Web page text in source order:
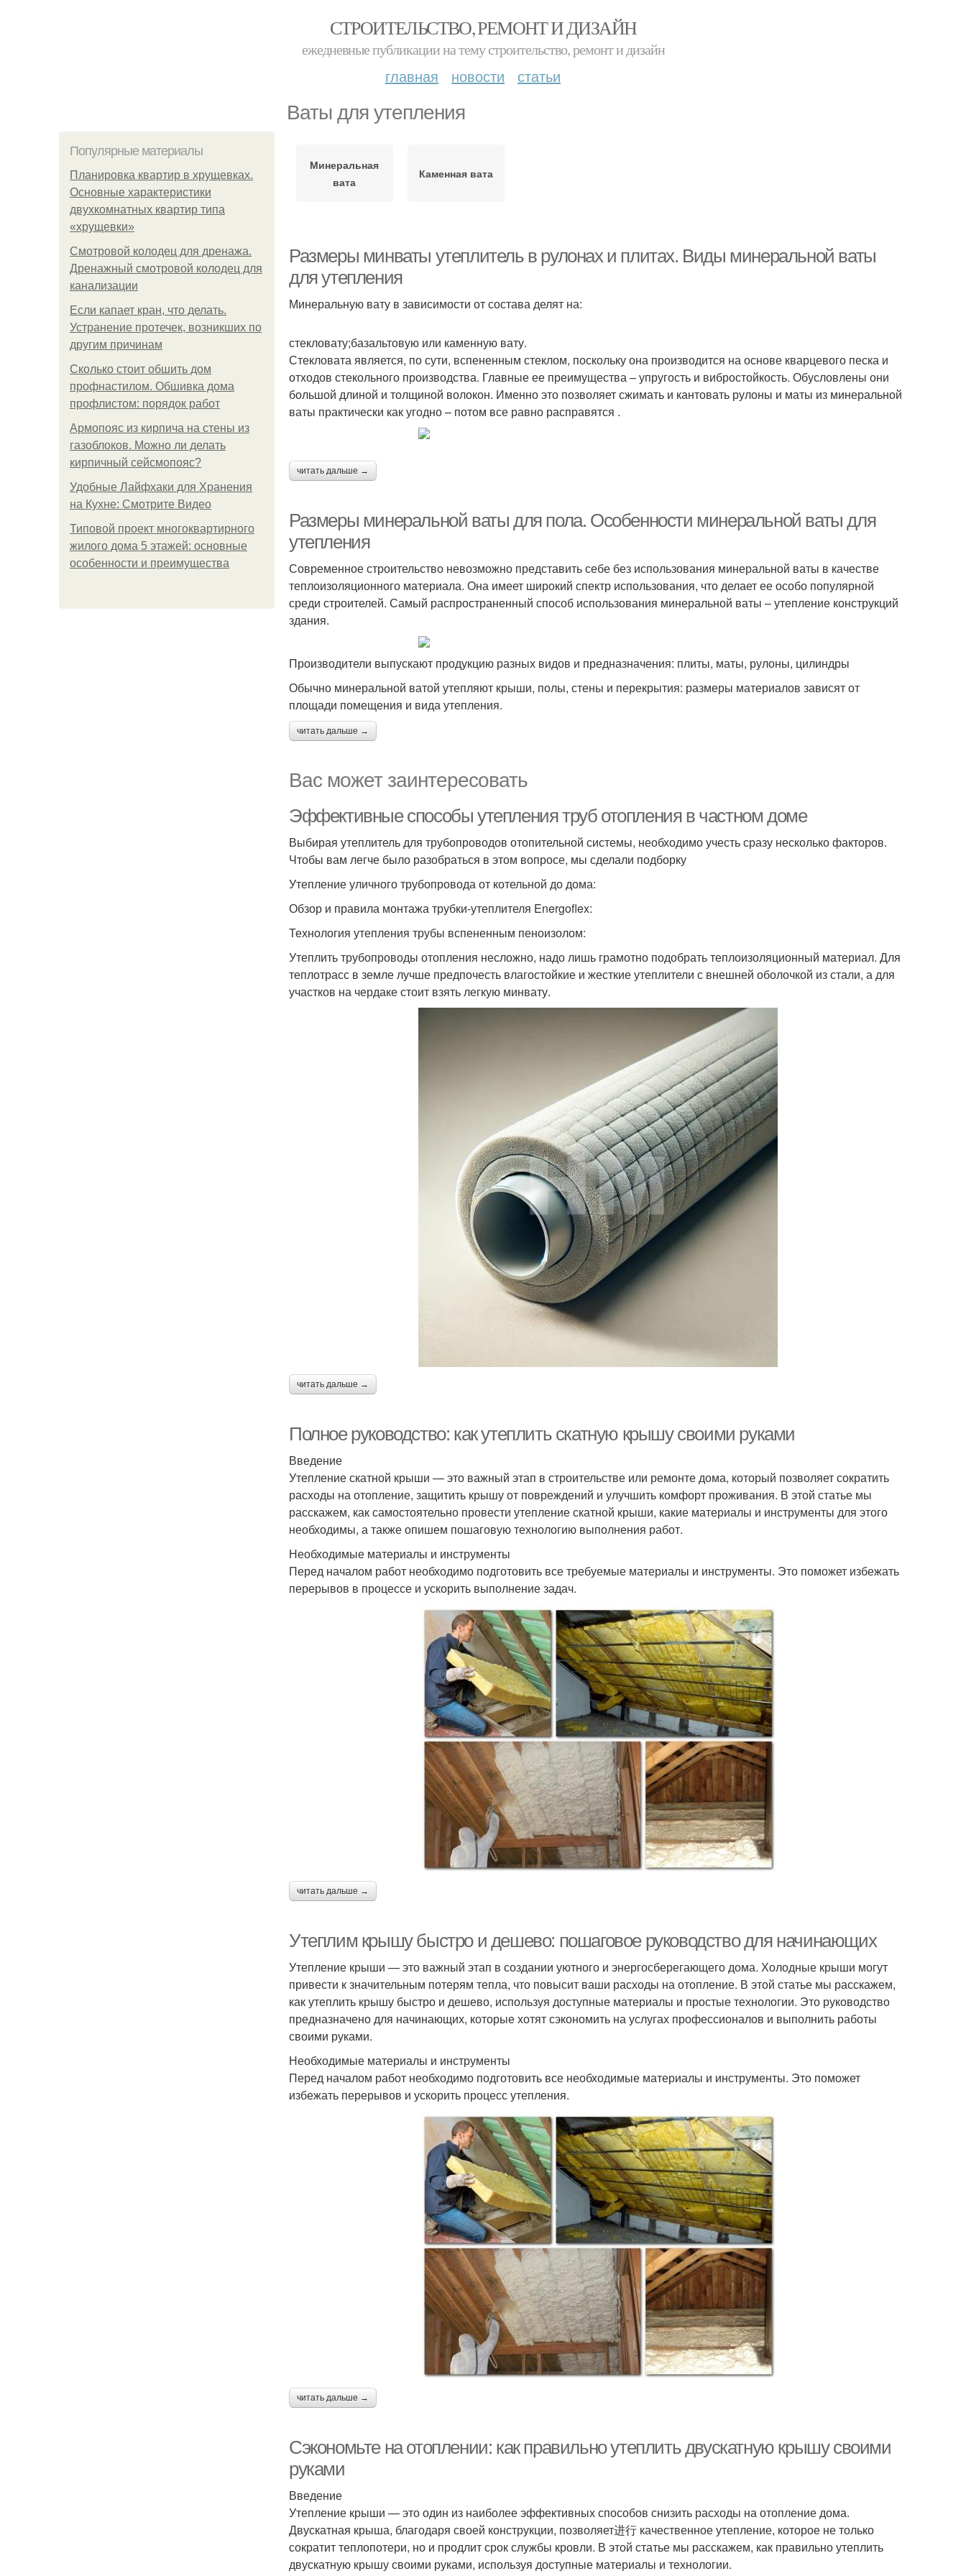
СТРОИТЕЛЬСТВО, РЕМОНТ И ДИЗАЙН
ежедневные публикации на тему строительство, ремонт и дизайн
главная новости статьи
Ваты для утепления
Популярные материалы
Планировка квартир в хрущевках.
Основные характеристики
двухкомнатных квартир типа
«хрущевки»
Смотровой колодец для дренажа.
Дренажный смотровой колодец для
канализации
Если капает кран, что делать.
Устранение протечек, возникших по
другим причинам
Сколько стоит обшить дом
профнастилом. Обшивка дома
профлистом: порядок работ
Армопояс из кирпича на стены из
газоблоков. Можно ли делать
кирпичный сейсмопояс?
Удобные Лайфхаки для Хранения
на Кухне: Смотрите Видео
Типовой проект многоквартирного
жилого дома 5 этажей: основные
особенности и преимущества
Минеральная
вата
Каменная вата
Размеры минваты утеплитель в рулонах и плитах. Виды минеральной ваты
для утепления
Минеральную вату в зависимости от состава делят на:
стекловату;базальтовую или каменную вату.
Стекловата является, по сути, вспененным стеклом, поскольку она производится на основе кварцевого песка и
отходов стекольного производства. Главные ее преимущества – упругость и вибростойкость. Обусловлены они
большой длиной и толщиной волокон. Именно это позволяет сжимать и кантовать рулоны и маты из минеральной
ваты практически как угодно – потом все равно расправятся .
читать дальше →
Размеры минеральной ваты для пола. Особенности минеральной ваты для
утепления
Современное строительство невозможно представить себе без использования минеральной ваты в качестве
теплоизоляционного материала. Она имеет широкий спектр использования, что делает ее особо популярной
среди строителей. Самый распространенный способ использования минеральной ваты – утепление конструкций
здания.
Производители выпускают продукцию разных видов и предназначения: плиты, маты, рулоны, цилиндры
Обычно минеральной ватой утепляют крыши, полы, стены и перекрытия: размеры материалов зависят от
площади помещения и вида утепления.
читать дальше →
Вас может заинтересовать
Эффективные способы утепления труб отопления в частном доме
Выбирая утеплитель для трубопроводов отопительной системы, необходимо учесть сразу несколько факторов.
Чтобы вам легче было разобраться в этом вопросе, мы сделали подборку
Утепление уличного трубопровода от котельной до дома:
Обзор и правила монтажа трубки-утеплителя Energoflex:
Технология утепления трубы вспененным пеноизолом:
Утеплить трубопроводы отопления несложно, надо лишь грамотно подобрать теплоизоляционный материал. Для
теплотрасс в земле лучше предпочесть влагостойкие и жесткие утеплители с внешней оболочкой из стали, а для
участков на чердаке стоит взять легкую минвату.
читать дальше →
Полное руководство: как утеплить скатную крышу своими руками
Введение
Утепление скатной крыши — это важный этап в строительстве или ремонте дома, который позволяет сократить
расходы на отопление, защитить крышу от повреждений и улучшить комфорт проживания. В этой статье мы
расскажем, как самостоятельно провести утепление скатной крыши, какие материалы и инструменты для этого
необходимы, а также опишем пошаговую технологию выполнения работ.
Необходимые материалы и инструменты
Перед началом работ необходимо подготовить все требуемые материалы и инструменты. Это поможет избежать
перерывов в процессе и ускорить выполнение задач.
читать дальше →
Утеплим крышу быстро и дешево: пошаговое руководство для начинающих
Утепление крыши — это важный этап в создании уютного и энергосберегающего дома. Холодные крыши могут
привести к значительным потерям тепла, что повысит ваши расходы на отопление. В этой статье мы расскажем,
как утеплить крышу быстро и дешево, используя доступные материалы и простые технологии. Это руководство
предназначено для начинающих, которые хотят сэкономить на услугах профессионалов и выполнить работы
своими руками.
Необходимые материалы и инструменты
Перед началом работ необходимо подготовить все необходимые материалы и инструменты. Это поможет
избежать перерывов и ускорить процесс утепления.
читать дальше →
Сэкономьте на отоплении: как правильно утеплить двускатную крышу своими
руками
Введение
Утепление крыши — это один из наиболее эффективных способов снизить расходы на отопление дома.
Двускатная крыша, благодаря своей конструкции, позволяет进行 качественное утепление, которое не только
сократит теплопотери, но и продлит срок службы кровли. В этой статье мы расскажем, как правильно утеплить
двускатную крышу своими руками, используя доступные материалы и технологии.